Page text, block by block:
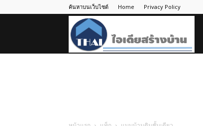
ค้นหาบนเว็บไซต์ Home Privacy Policy